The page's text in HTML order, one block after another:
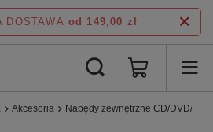
DOSTAWA od 149,00 zł
Akcesoria Napędy zewnętrzne CD/DVD/Blu-